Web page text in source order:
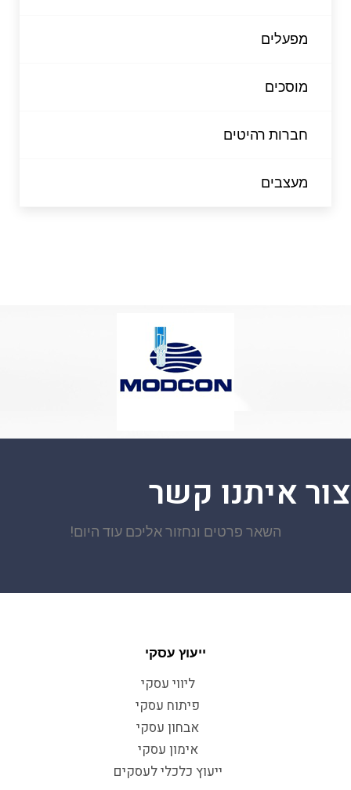
מפעלים
מוסכים
חברות רהיטים
מעצבים
צור איתנו קשר
השאר פרטים ונחזור אליכם עוד היום!
ייעוץ עסקי
ליווי עסקי
פיתוח עסקי
אבחון עסקי
אימון עסקי
ייעוץ כלכלי לעסקים